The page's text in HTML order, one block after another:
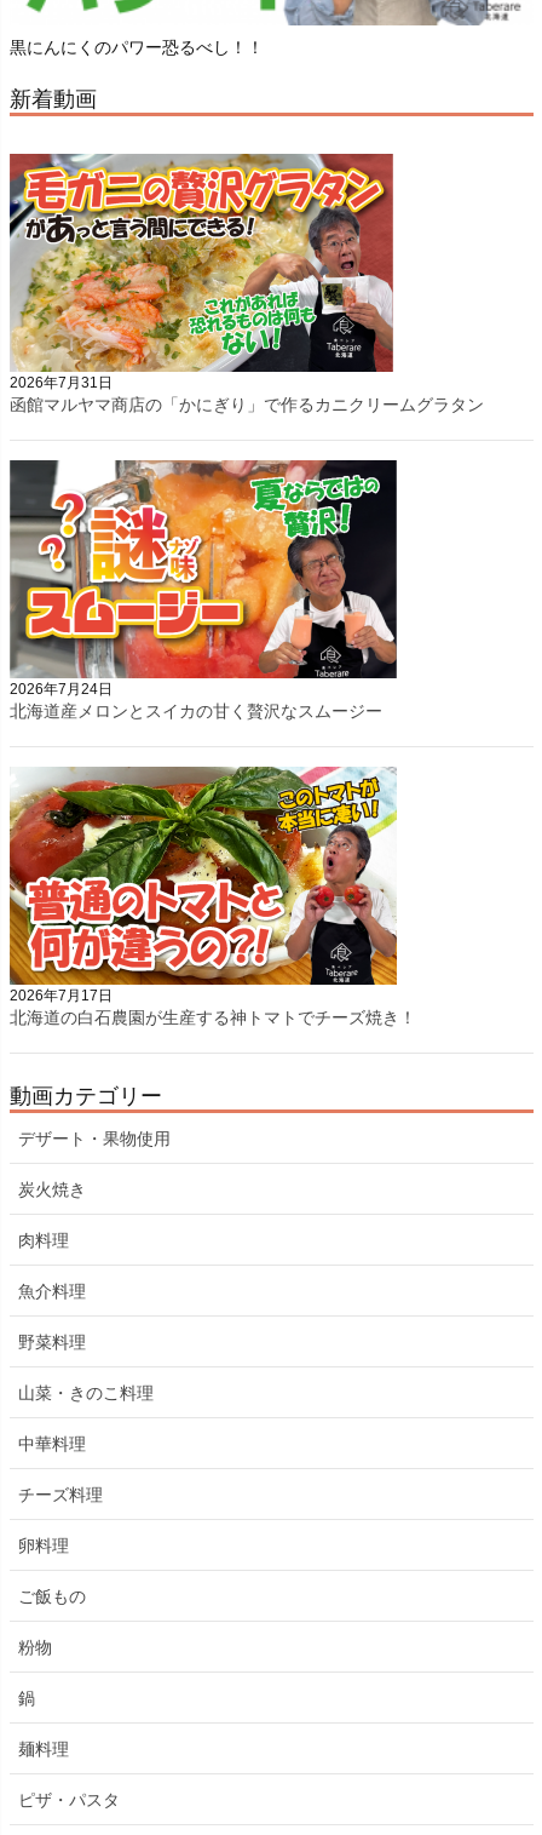
黒にんにくのパワー恐るべし！！
新着動画
2026年7月31日
函館マルヤマ商店の「かにぎり」で作るカニクリームグラタン
2026年7月24日
北海道産メロンとスイカの甘く贅沢なスムージー
2026年7月17日
北海道の白石農園が生産する神トマトでチーズ焼き！
動画カテゴリー
デザート・果物使用
炭火焼き
肉料理
魚介料理
野菜料理
山菜・きのこ料理
中華料理
チーズ料理
卵料理
ご飯もの
粉物
鍋
麺料理
ピザ・パスタ